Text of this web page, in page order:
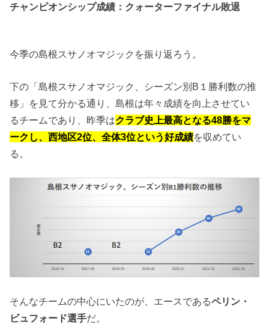
チャンピオンシップ成績：クォーターファイナル敗退
今季の島根スサノオマジックを振り返ろう。
下の「島根スサノオマジック、シーズン別B１勝利数の推
移」を見て分かる通り、島根は年々成績を向上させてい
るチームであり、昨季はクラブ史上最高となる48勝をマ
ークし、西地区2位、全体3位という好成績を収めてい
る。
そんなチームの中心にいたのが、エースであるペリン・
ビュフォード選手だ。